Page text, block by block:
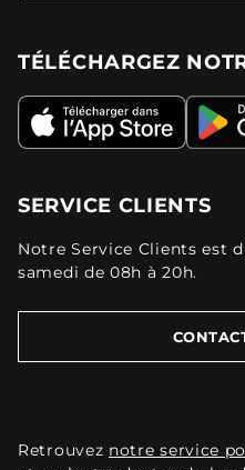
TÉLÉCHARGEZ
SERVICE CLIENTS
Notre Service Clients est
samedi de 08h à 20h.
Retrouvez notre service